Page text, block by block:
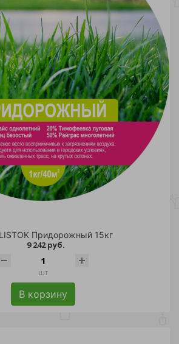
Придорожный 15кг
9 242 руб.
шт
В корзину